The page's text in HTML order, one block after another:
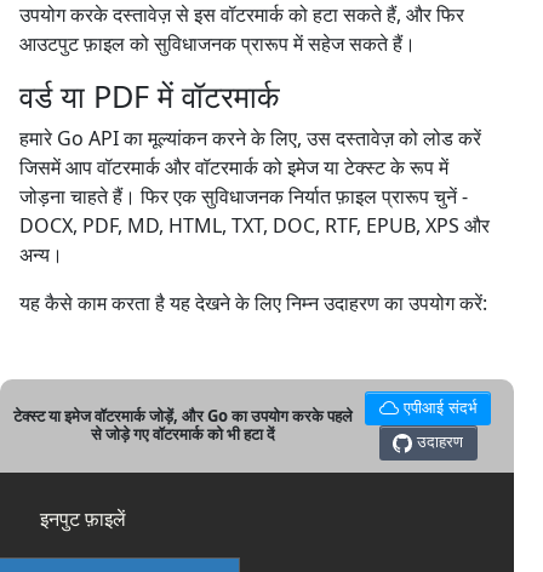
उपयोग करके दस्तावेज़ से इस वॉटरमार्क को हटा सकते हैं, और फिर
आउटपुट फ़ाइल को सुविधाजनक प्रारूप में सहेज सकते हैं।
वर्ड या PDF में वॉटरमार्क
हमारे Go API का मूल्यांकन करने के लिए, उस दस्तावेज़ को लोड करें
जिसमें आप वॉटरमार्क और वॉटरमार्क को इमेज या टेक्स्ट के रूप में
जोड़ना चाहते हैं। फिर एक सुविधाजनक निर्यात फ़ाइल प्रारूप चुनें -
DOCX, PDF, MD, HTML, TXT, DOC, RTF, EPUB, XPS और
अन्य।
यह कैसे काम करता है यह देखने के लिए निम्न उदाहरण का उपयोग करें:
टेक्स्ट या इमेज वॉटरमार्क जोड़ें, और Go का उपयोग करके पहले
से जोड़े गए वॉटरमार्क को भी हटा दें
एपीआई संदर्भ
उदाहरण
इनपुट फ़ाइलें